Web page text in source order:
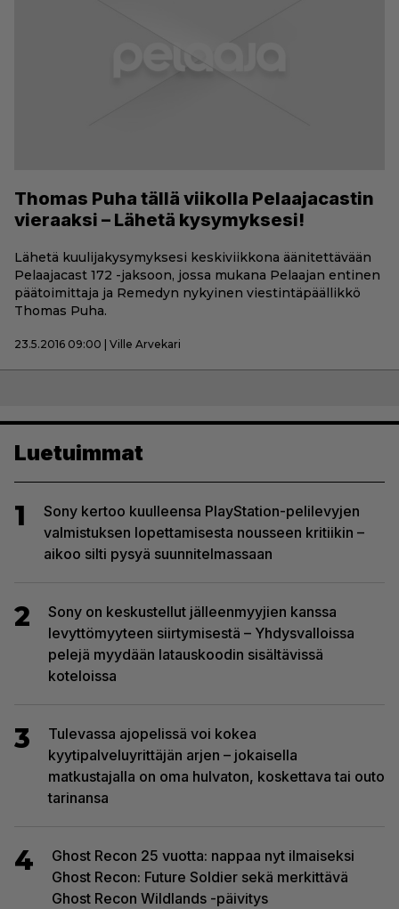
Thomas Puha tällä viikolla Pelaajacastin
vieraaksi – Lähetä kysymyksesi!
Lähetä kuulijakysymyksesi keskiviikkona äänitettävään
Pelaajacast 172 -jaksoon, jossa mukana Pelaajan entinen
päätoimittaja ja Remedyn nykyinen viestintäpäällikkö
Thomas Puha.
23.5.2016 09:00 | Ville Arvekari
Luetuimmat
1
Sony kertoo kuulleensa PlayStation-pelilevyjen
valmistuksen lopettamisesta nousseen kritiikin –
aikoo silti pysyä suunnitelmassaan
2
Sony on keskustellut jälleenmyyjien kanssa
levyttömyyteen siirtymisestä – Yhdysvalloissa
pelejä myydään latauskoodin sisältävissä
koteloissa
3
Tulevassa ajopelissä voi kokea
kyytipalveluyrittäjän arjen – jokaisella
matkustajalla on oma hulvaton, koskettava tai outo
tarinansa
4
Ghost Recon 25 vuotta: nappaa nyt ilmaiseksi
Ghost Recon: Future Soldier sekä merkittävä
Ghost Recon Wildlands -päivitys